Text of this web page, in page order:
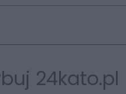
24kato.pl